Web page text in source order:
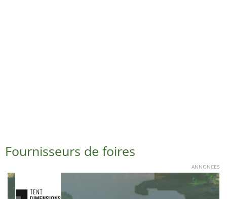
Fournisseurs de foires
ANNONCES